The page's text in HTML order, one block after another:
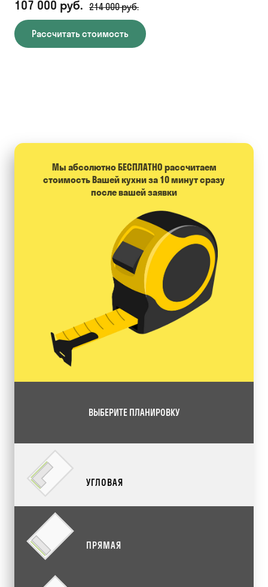
107 000 руб. 214 000 руб.
Рассчитать стоимость
Мы абсолютно БЕСПЛАТНО расcчитаем
стоимость Вашей кухни за 10 минут сразу
после вашей заявки
ВЫБЕРИТЕ ПЛАНИРОВКУ
УГЛОВАЯ
ПРЯМАЯ